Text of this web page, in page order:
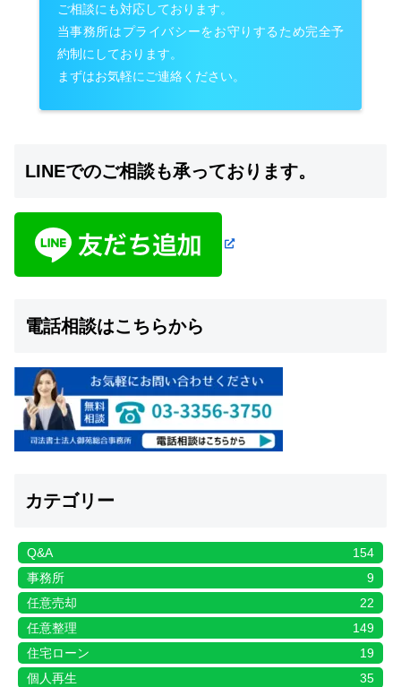
ご相談にも対応しております。
当事務所はプライバシーをお守りするため完全予
約制にしております。
まずはお気軽にご連絡ください。
LINEでのご相談も承っております。
電話相談はこちらから
カテゴリー
Q&A
154
事務所
9
任意売却
22
任意整理
149
住宅ローン
19
個人再生
35